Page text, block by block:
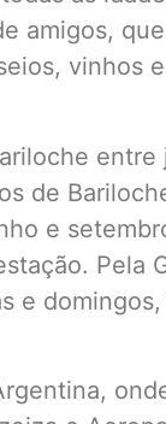
amigos,
vinhos
de
e
Pela
e